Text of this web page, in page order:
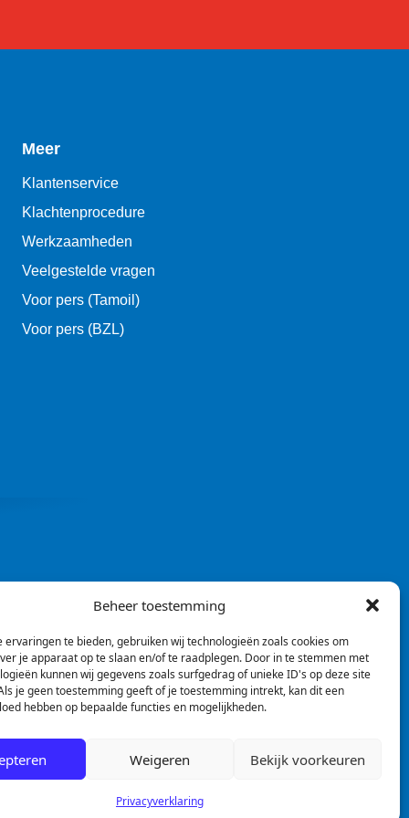
Beheer toestemming
ervaringen te bieden, gebruiken wij technologieën zoals cookies om
je apparaat op te slaan en/of te raadplegen. Door in te stemmen met
kunnen wij gegevens zoals surfgedrag of unieke ID's op deze site
je geen toestemming geeft of je toestemming intrekt, kan dit een
hebben op bepaalde functies en mogelijkheden.
Weigeren Bekijk voorkeuren
Privacyverklaring
Meer
Klantenservice
Klachtenprocedure
Werkzaamheden
Veelgestelde vragen
Voor pers (Tamoil)
Voor pers (BZL)